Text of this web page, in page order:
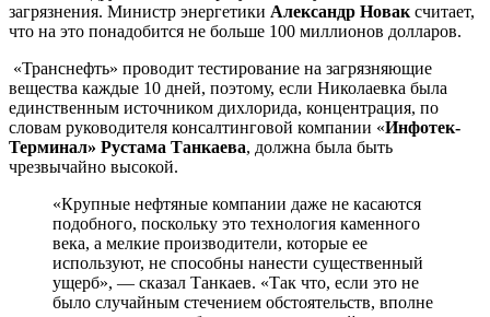
загрязнения. Министр энергетики Александр Новак считает,
что на это понадобится не больше 100 миллионов долларов.
«Транснефть» проводит тестирование на загрязняющие
вещества каждые 10 дней, поэтому, если Николаевка была
единственным источником дихлорида, концентрация, по
словам руководителя консалтинговой компании «Инфотек-
Терминал» Рустама Танкаева, должна была быть
чрезвычайно высокой.
«Крупные нефтяные компании даже не касаются
подобного, поскольку это технология каменного
века, а мелкие производители, которые ее
используют, не способны нанести существенный
ущерб», — сказал Танкаев. «Так что, если это не
было случайным стечением обстоятельств, вполне